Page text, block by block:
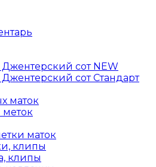
сот NEW
сот Стандарт
маток
маток
клипы
клипы